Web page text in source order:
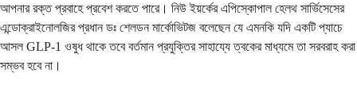
আপনার রক্ত ​​প্রবাহে প্রবেশ করতে পারে। নিউ ইয়র্কের এপিস্কোপাল হেলথ সার্ভিসেসের
এন্ডোক্রাইনোলজির প্রধান ডঃ শেলডন মার্কোভিটজ বলেছেন যে এমনকি যদি একটি প্যাচে
আসল GLP-1 ওষুধ থাকে তবে বর্তমান প্রযুক্তির সাহায্যে ত্বকের মাধ্যমে তা সরবরাহ করা
সম্ভব হবে না।